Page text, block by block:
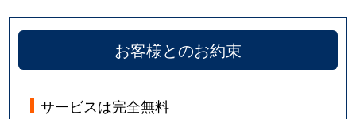
お客様とのお約束
サービスは完全無料